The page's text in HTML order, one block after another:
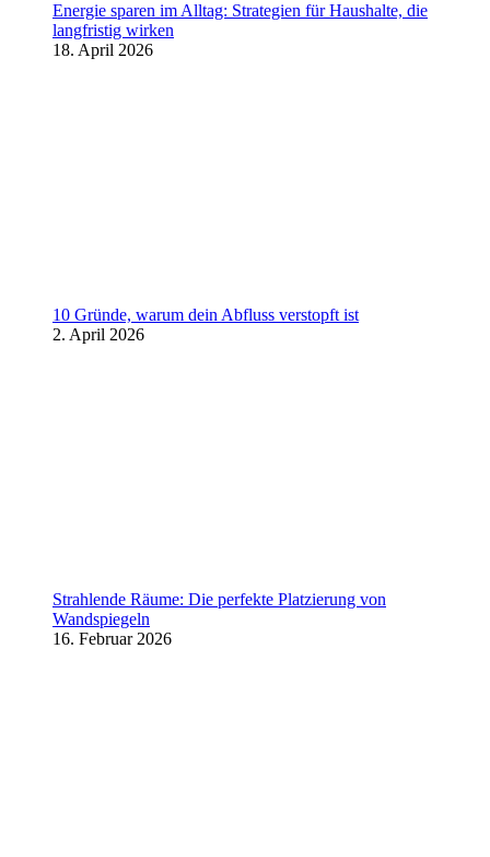
Energie sparen im Alltag: Strategien für Haushalte, die
langfristig wirken
18. April 2026
10 Gründe, warum dein Abfluss verstopft ist
2. April 2026
Strahlende Räume: Die perfekte Platzierung von
Wandspiegeln
16. Februar 2026